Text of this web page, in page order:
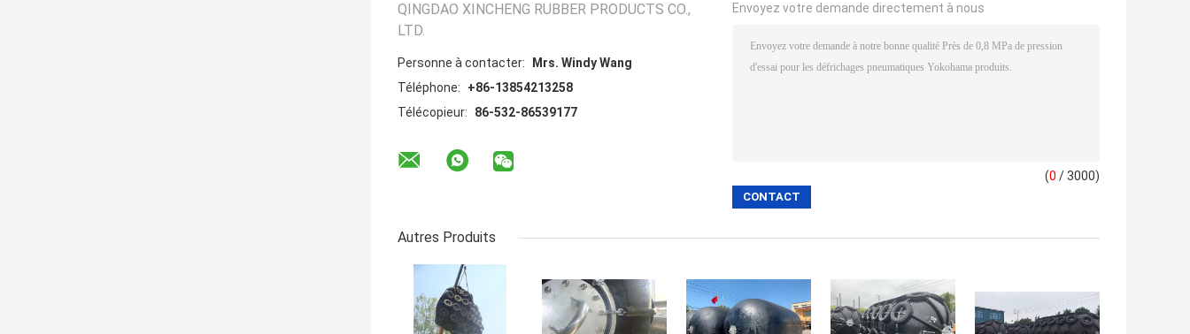
QINGDAO XINCHENG RUBBER PRODUCTS CO.,
LTD.
Personne à contacter:
Mrs. Windy Wang
Téléphone:
+86-13854213258
Télécopieur:
86-532-86539177
Envoyez votre demande directement à nous
(0 / 3000)
Autres Produits